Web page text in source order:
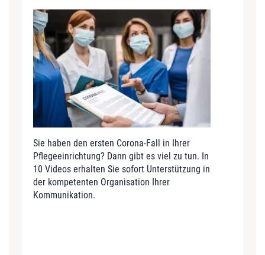
Sie haben den ersten Corona-Fall in Ihrer
Pflegeeinrichtung? Dann gibt es viel zu tun. In
10 Videos erhalten Sie sofort Unterstützung in
der kompetenten Organisation Ihrer
Kommunikation.